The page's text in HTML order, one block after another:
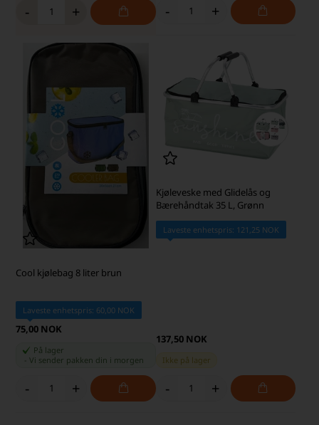
- + - +
Cool kjølebag 8 liter brun
Laveste enhetspris: 60,00 NOK
75,00 NOK
På lager
-Vi sender pakken din i morgen
- +
Kjøleveske med Glidelås og
Bærehåndtak 35 L, Grønn
Laveste enhetspris: 121,25 NOK
137,50 NOK
Ikke på lager
- +